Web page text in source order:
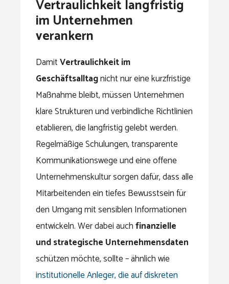
Vertraulichkeit langfristig
im Unternehmen
verankern
DamitVertraulichkeit im
Geschäftsalltagnicht nur eine kurzfristige
Maßnahme bleibt, müssen Unternehmen
klare Strukturen und verbindliche Richtlinien
etablieren, die langfristig gelebt werden.
Regelmäßige Schulungen, transparente
Kommunikationswege und eine offene
Unternehmenskultur sorgen dafür, dass alle
Mitarbeitenden ein tiefes Bewusstsein für
den Umgang mit sensiblen Informationen
entwickeln. Wer dabei auchfinanzielle
und strategische Unternehmensdaten
schützen möchte, sollte – ähnlich wie
institutionelle Anleger, die auf diskreten